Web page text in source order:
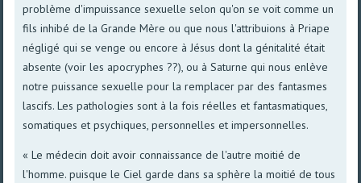
problème d'impuissance sexuelle selon qu'on se voit comme un
fils inhibé de la Grande Mère ou que nous l'attribuions à Priape
négligé qui se venge ou encore à Jésus dont la génitalité était
absente (voir les apocryphes ??), ou à Saturne qui nous enlève
notre puissance sexuelle pour la remplacer par des fantasmes
lascifs. Les pathologies sont à la fois réelles et fantasmatiques,
somatiques et psychiques, personnelles et impersonnelles.
« Le médecin doit avoir connaissance de l'autre moitié de
l'homme. puisque le Ciel garde dans sa sphère la moitié de tous